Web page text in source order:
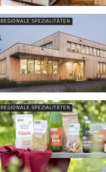
REGIONALE SPEZIALITÄTEN
REGIONALE SPEZIALITÄTEN